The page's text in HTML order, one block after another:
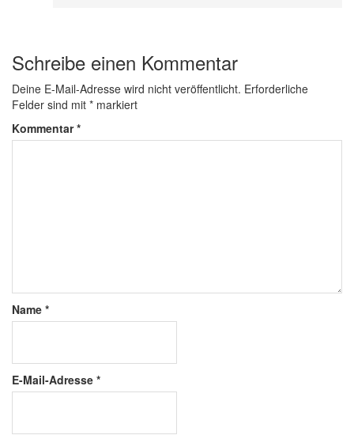
Schreibe einen Kommentar
Deine E-Mail-Adresse wird nicht veröffentlicht. Erforderliche
Felder sind mit * markiert
Kommentar*
Name *
E-Mail-Adresse *